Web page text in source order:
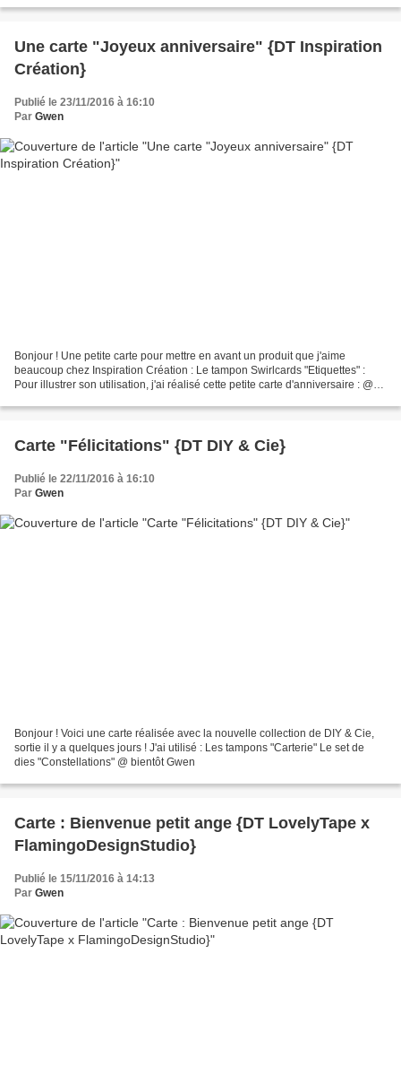
Une carte "Joyeux anniversaire" {DT Inspiration
Création}
Publié le 23/11/2016 à 16:10
Par Gwen
Bonjour ! Une petite carte pour mettre en avant un produit que j'aime
beaucoup chez Inspiration Création : Le tampon Swirlcards "Etiquettes" :
Pour illustrer son utilisation, j'ai réalisé cette petite carte d'anniversaire : @
Carte "Félicitations" {DT DIY & Cie}
Publié le 22/11/2016 à 16:10
Par Gwen
Bonjour ! Voici une carte réalisée avec la nouvelle collection de DIY & Cie,
sortie il y a quelques jours ! J'ai utilisé : Les tampons "Carterie" Le set de
dies "Constellations" @ bientôt Gwen
Carte : Bienvenue petit ange {DT LovelyTape x
FlamingoDesignStudio}
Publié le 15/11/2016 à 14:13
Par Gwen